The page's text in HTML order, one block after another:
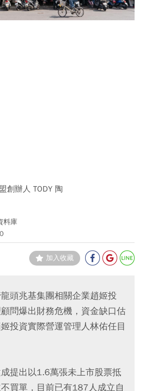
創辦人 TODY 陶
料庫
加入收藏
頭兆基集團相關企業趙姬投
問爆出財務危機，資金缺口估
投資實際營運管理人林佑任目
提出以1.6萬張未上市股票抵
買單，目前已有187人成立自